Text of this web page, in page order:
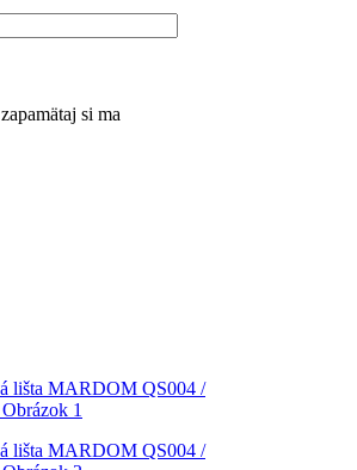
zapamätaj si ma